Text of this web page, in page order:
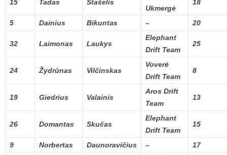
15 Tadas Stašelis
Ukmergė
18
5 Dainius Bikuntas – 20
32 Laimonas Laukys
Elephant
Drift Team
25
24 Žydrūnas Vilčinskas
Voverė
Drift Team
8
19 Giedrius Valainis
Aros Drift
Team
13
26 Domantas Skučas
Elephant
Drift Team
15
9 Norbertas Daunoravičius – 17